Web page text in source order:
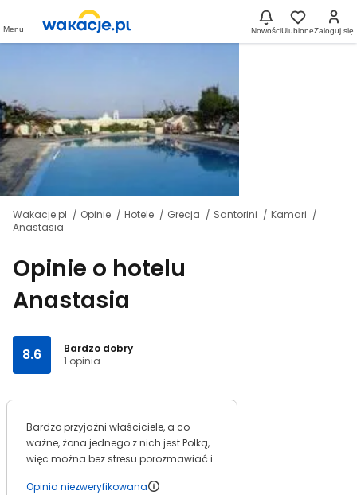
Menu NowościUlubioneZaloguj się
Wakacje.pl Opinie Hotele Grecja Santorini
Kamari
Anastasia
Opinie o hotelu
Anastasia
8.6
Bardzo dobry
1 opinia
Bardzo przyjażni właściciele, a co
ważne, żona jednego z nich jest Polką,
więc można bez stresu porozmawiać i
Opinia niezweryfikowana